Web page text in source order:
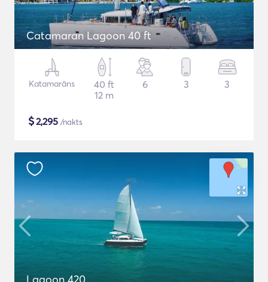
Catamaran Lagoon 40 ft
Katamarāns
40 ft
12 m
6 3 3
$2,295 /nakts